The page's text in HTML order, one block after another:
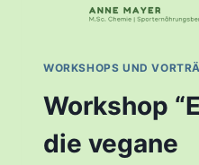
WORKSHOPS UND
Workshop
die vegane